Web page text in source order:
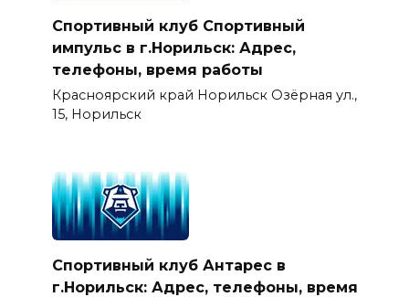
Спортивный клуб Спортивный
импульс в г.Норильск: Адрес,
телефоны, время работы
Красноярский край Норильск Озёрная ул.,
15, Норильск
Спортивный клуб Антарес в
г.Норильск: Адрес, телефоны, время